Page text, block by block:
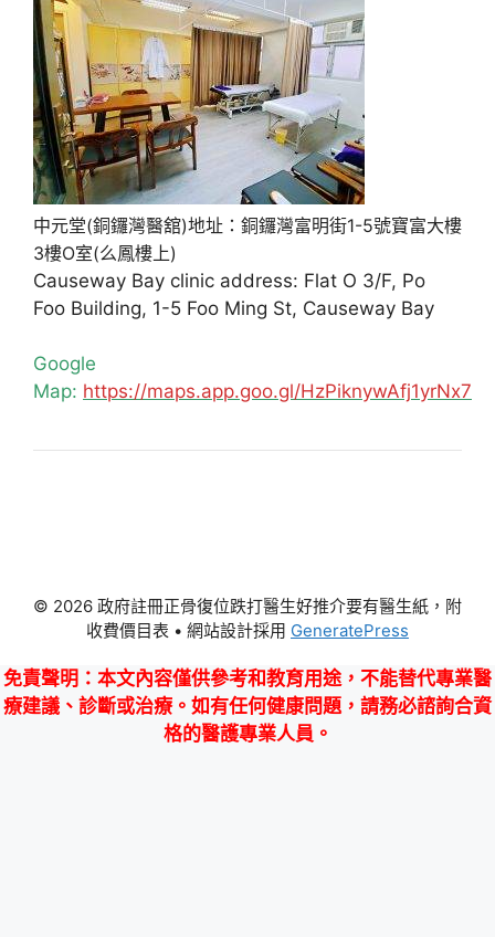
中元堂(銅鑼灣醫舘)地址：銅鑼灣富明街1-5號寶富大樓
3樓O室(么鳳樓上)
Causeway Bay clinic address: Flat O 3/F, Po
Foo Building, 1-5 Foo Ming St, Causeway Bay
Google
Map: https://maps.app.goo.gl/HzPiknywAfj1yrNx7
© 2026 政府註冊正骨復位跌打醫生好推介要有醫生紙，附
收費價目表 • 網站設計採用 GeneratePress
免責聲明 ：本文內容僅供參考和教育用途，不能替代專業醫
療建議、診斷或治療。如有任何健康問題，請務必諮詢合資
格的醫護專業人員。